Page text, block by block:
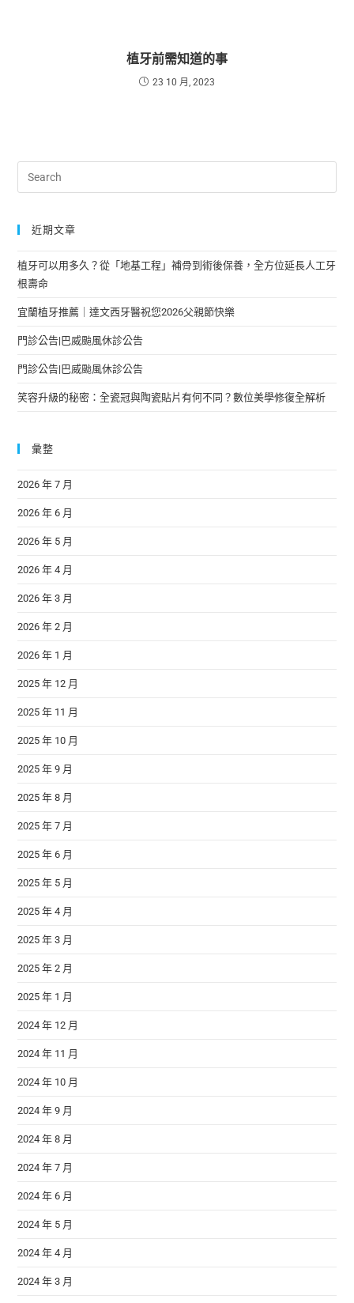
植牙前需知道的事
23 10 月, 2023
近期文章
植牙可以用多久？從「地基工程」補骨到術後保養，全方位延長人工牙
根壽命
宜蘭植牙推薦｜達文西牙醫祝您2026父親節快樂
門診公告|巴威颱風休診公告
門診公告|巴威颱風休診公告
笑容升級的秘密：全瓷冠與陶瓷貼片有何不同？數位美學修復全解析
彙整
2026 年 7 月
2026 年 6 月
2026 年 5 月
2026 年 4 月
2026 年 3 月
2026 年 2 月
2026 年 1 月
2025 年 12 月
2025 年 11 月
2025 年 10 月
2025 年 9 月
2025 年 8 月
2025 年 7 月
2025 年 6 月
2025 年 5 月
2025 年 4 月
2025 年 3 月
2025 年 2 月
2025 年 1 月
2024 年 12 月
2024 年 11 月
2024 年 10 月
2024 年 9 月
2024 年 8 月
2024 年 7 月
2024 年 6 月
2024 年 5 月
2024 年 4 月
2024 年 3 月